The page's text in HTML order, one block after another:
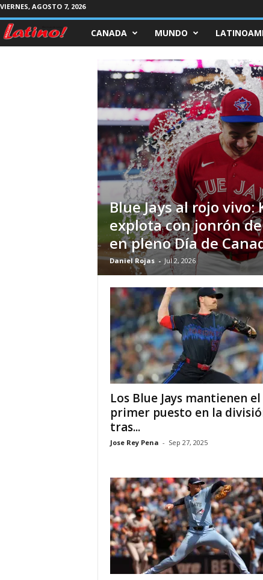
VIERNES, AGOSTO 7, 2026
CANADA MUNDO
Blue Jays al rojo vivo:
explota con jonrón
en pleno Día de
Daniel Rojas - Jul 2, 2026
Los Blue Jays mantienen el
primer puesto en la
tras...
Jose Rey Pena - Sep 27, 2025